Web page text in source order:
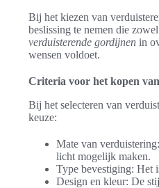
Bij het kiezen van
beslissing te nemen die
verduisterende gordijnen in
wensen voldoet.
Criteria voor het kopen
Bij het selecteren van
keuze:
Mate van
licht mogelijk maken.
Type bevestiging: Het
Design en kleur: De